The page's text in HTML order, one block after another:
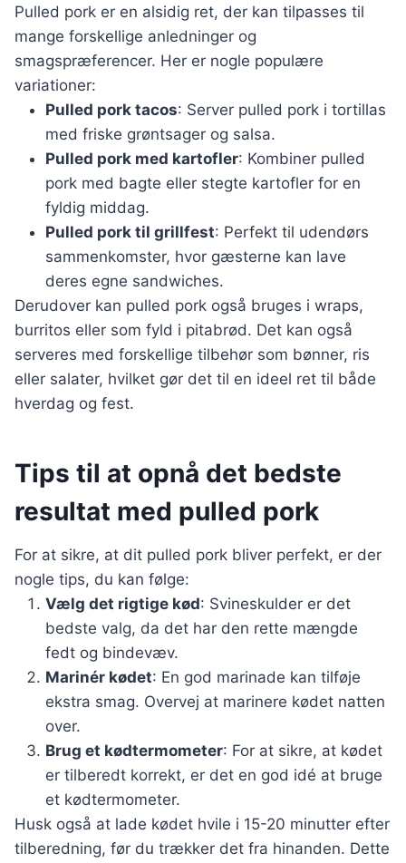
Pulled pork er en alsidig ret, der kan tilpasses til
mange forskellige anledninger og
smagspræferencer. Her er nogle populære
variationer:
Pulled pork tacos: Server pulled pork i tortillas
med friske grøntsager og salsa.
Pulled pork med kartofler: Kombiner pulled
pork med bagte eller stegte kartofler for en
fyldig middag.
Pulled pork til grillfest: Perfekt til udendørs
sammenkomster, hvor gæsterne kan lave
deres egne sandwiches.
Derudover kan pulled pork også bruges i wraps,
burritos eller som fyld i pitabrød. Det kan også
serveres med forskellige tilbehør som bønner, ris
eller salater, hvilket gør det til en ideel ret til både
hverdag og fest.
Tips til at opnå det bedste
resultat med pulled pork
For at sikre, at dit pulled pork bliver perfekt, er der
nogle tips, du kan følge:
Vælg det rigtige kød: Svineskulder er det
bedste valg, da det har den rette mængde
fedt og bindevæv.
Marinér kødet: En god marinade kan tilføje
ekstra smag. Overvej at marinere kødet natten
over.
Brug et kødtermometer: For at sikre, at kødet
er tilberedt korrekt, er det en god idé at bruge
et kødtermometer.
Husk også at lade kødet hvile i 15-20 minutter efter
tilberedning, før du trækker det fra hinanden. Dette